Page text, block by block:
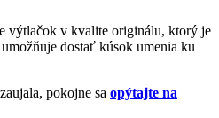
výtlačok v kvalite originálu, ktorý je
dostať kúsok umenia ku
pokojne sa opýtajte na